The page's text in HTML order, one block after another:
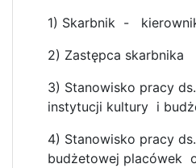
1) Skarbnik -
2) Zastępca skarbnika
3) Stanowisko pracy
instytucji kultury i
4) Stanowisko pracy
budżetowej placówek